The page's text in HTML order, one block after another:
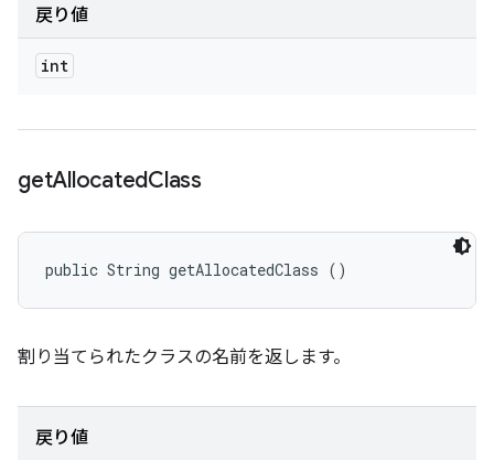
戻り値
int
getAllocatedClass
public String getAllocatedClass ()
割り当てられたクラスの名前を返します。
戻り値